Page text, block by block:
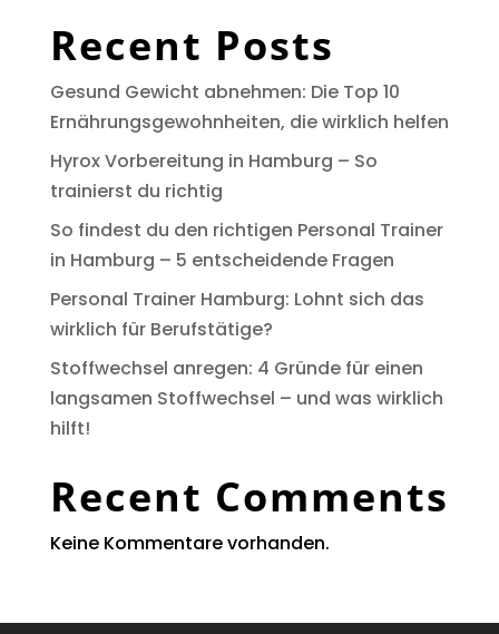
Recent Posts
Gesund Gewicht abnehmen: Die Top 10
Ernährungsgewohnheiten, die wirklich helfen
Hyrox Vorbereitung in Hamburg – So
trainierst du richtig
So findest du den richtigen Personal Trainer
in Hamburg – 5 entscheidende Fragen
Personal Trainer Hamburg: Lohnt sich das
wirklich für Berufstätige?
Stoffwechsel anregen: 4 Gründe für einen
langsamen Stoffwechsel – und was wirklich
hilft!
Recent Comments
Keine Kommentare vorhanden.